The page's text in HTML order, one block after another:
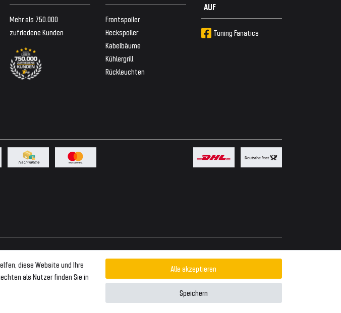
diese Website und Ihre
als Nutzer finden Sie in
Alle akzeptieren
Speichern
Mehr als 750.000
zufriedene Kunden
Frontspoiler
Heckspoiler
Kabelbäume
Kühlergrill
Rückleuchten
AUF
Tuning Fanatics
Powered by